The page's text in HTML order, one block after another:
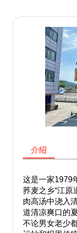
介绍
这是一家1979
荞麦之乡“江原
肉高汤中浇入
道清凉爽口的
不论男女老少